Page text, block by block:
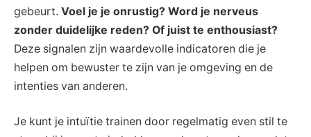
gebeurt. Voel ⁣je je ‍onrustig? Word je ⁤nerveus ​
zonder duidelijke reden? Of juist te enthousiast?
⁤Deze signalen zijn waardevolle indicatoren die je
helpen om​ bewuster‌ te zijn van je omgeving en de
intenties van anderen.
Je kunt je⁣ intuïtie trainen⁢ door regelmatig even stil te